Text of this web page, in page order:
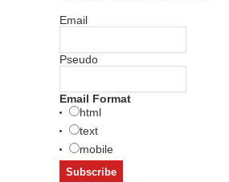
Email
Pseudo
Email Format
html
text
mobile